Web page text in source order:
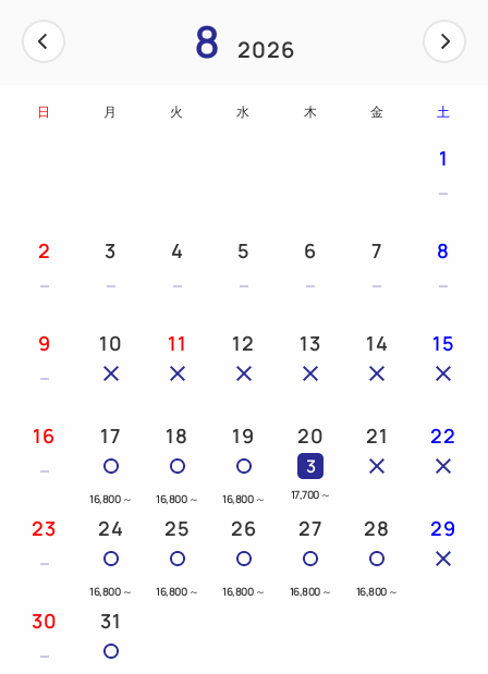
■■■ご注意下さい■■■
※ご夕食は10Ｆ ガスライトでのご用意となりま
営業時間：17：30～23：00（ラストオーダー
【ご案内】
★添寝について★
お子様は添寝であれば無料でございます。
※添寝用の寝具・アメニティ・タオル類の追加はござ
いませんので予めご了承下さいませ。
8 2026
日 月 火 水 木 金 土
1
2 3 4 5 6 7 8
9 10 11 12 13 14 15
16 17
16,800 ～
18
16,800 ～
19
16,800 ～
20
3
17,700 ～
21 22
23 24
16,800 ～
25
16,800 ～
26
16,800 ～
27
16,800 ～
28
16,800 ～
29
30 31